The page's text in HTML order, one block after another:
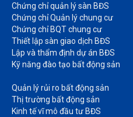
Chứng chỉ quản lý sàn BĐS
Chứng chỉ Quản lý chung cư​
Chứng chỉ BQT chung cư​
Thiết lập sàn giao dịch BĐS​
Lập và thẩm định dự án BĐS​
Kỹ năng đào tạo bất động sản​
Quản lý rủi ro bất động sản​
Thị trường bất động sản​
Kinh tế vĩ mô đầu tư BĐS​